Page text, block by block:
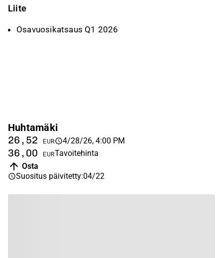
Liite
Osavuosikatsaus Q1 2026
Huhtamäki
26,52 EUR 4/28/26, 4:00 PM
36,00 EURTavoitehinta
Osta
Suositus päivitetty:04/22